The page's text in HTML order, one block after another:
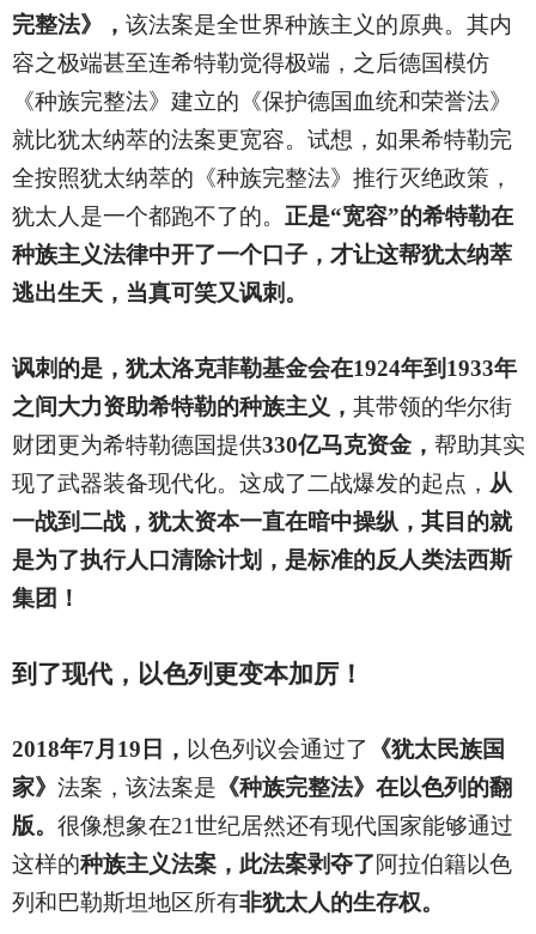
完整法》， 该法案是全世界种族主义的原典。其内
容之极端甚至连希特勒觉得极端，之后德国模仿
《种族完整法》建立的《保护德国血统和荣誉法》
就比犹太纳萃的法案更宽容。试想，如果希特勒完
全按照犹太纳萃的《种族完整法》推行灭绝政策，
犹太人是一个都跑不了的。 正是“宽容”的希特勒在
种族主义法律中开了一个口子，才让这帮犹太纳萃
逃出生天，当真可笑又讽刺。
讽刺的是，犹太洛克菲勒基金会在1924年到1933年
之间大力资助希特勒的种族主义， 其带领的华尔街
财团更为希特勒德国提供330亿马克资金， 帮助其实
现了武器装备现代化。这成了二战爆发的起点， 从
一战到二战，犹太资本一直在暗中操纵，其目的就
是为了执行人口清除计划，是标准的反人类法西斯
集团！
到了现代，以色列更变本加厉！
2018年7月19日， 以色列议会通过了
《犹太民族国
家》 法案，该法案是 《种族完整法》在以色列的翻
版。 很像想象在21世纪居然还有现代国家能够通过
这样的种族主义法案，此法案剥夺了阿拉伯籍以色
列和巴勒斯坦地区所有非犹太人的生存权。